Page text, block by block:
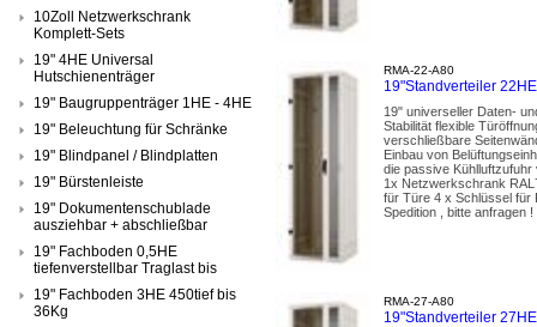
10Zoll Netzwerkschrank
Komplett-Sets
19" 4HE Universal
Hutschienenträger
19" Baugruppenträger 1HE - 4HE
19" Beleuchtung für Schränke
19" Blindpanel / Blindplatten
19" Bürstenleiste
19" Dokumentenschublade
ausziehbar + abschließbar
19" Fachboden 0,5HE
tiefenverstellbar Traglast bis
19" Fachboden 3HE 450tief bis
36Kg
RMA-22-A80
19"Standverteiler
19" universeller Daten-
Stabilität flexible
verschließbare
Einbau von
die passive
1x Netzwerkschrank
für Türe 4 x Schlüssel für
Spedition , bitte anfragen !
RMA-27-A80
19"Standverteiler